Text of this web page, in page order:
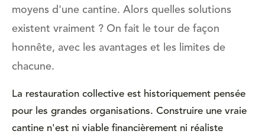
moyens d'une cantine. Alors quelles solutions
existent vraiment ? On fait le tour de façon
honnête, avec les avantages et les limites de
chacune.
La restauration collective est historiquement pensée
pour les grandes organisations. Construire une vraie
cantine n'est ni viable financièrement ni réaliste